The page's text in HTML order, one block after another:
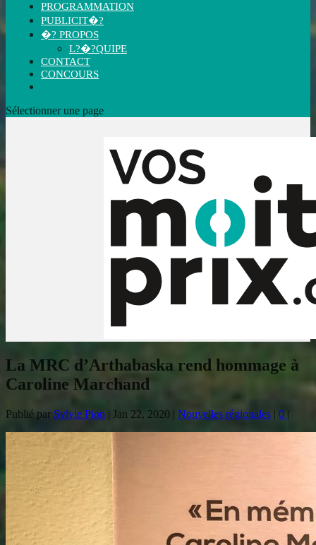
PROGRAMMATION
PUBLICIT�?
�? PROPOS
L?�?QUIPE
CONTACT
CONCOURS
Sélectionner une page
La MRC d’Arthabaska rend hommage à
Caroline Marchand
Publié par Sylvie Pion | Jan 22, 2020 | Nouvelles régionales | 0 |